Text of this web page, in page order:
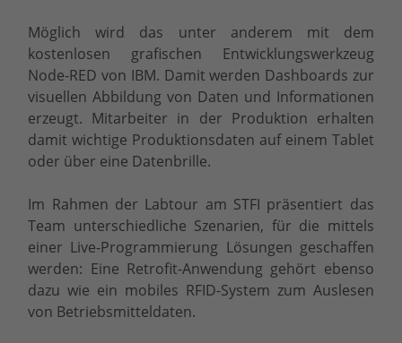
Möglich wird das unter anderem mit dem
kostenlosen grafischen Entwicklungswerkzeug
Node-RED von IBM. Damit werden Dashboards zur
visuellen Abbildung von Daten und Informationen
erzeugt. Mitarbeiter in der Produktion erhalten
damit wichtige Produktionsdaten auf einem Tablet
oder über eine Datenbrille.
Im Rahmen der Labtour am STFI präsentiert das
Team unterschiedliche Szenarien, für die mittels
einer Live-Programmierung Lösungen geschaffen
werden: Eine Retrofit-Anwendung gehört ebenso
dazu wie ein mobiles RFID-System zum Auslesen
von Betriebsmitteldaten.